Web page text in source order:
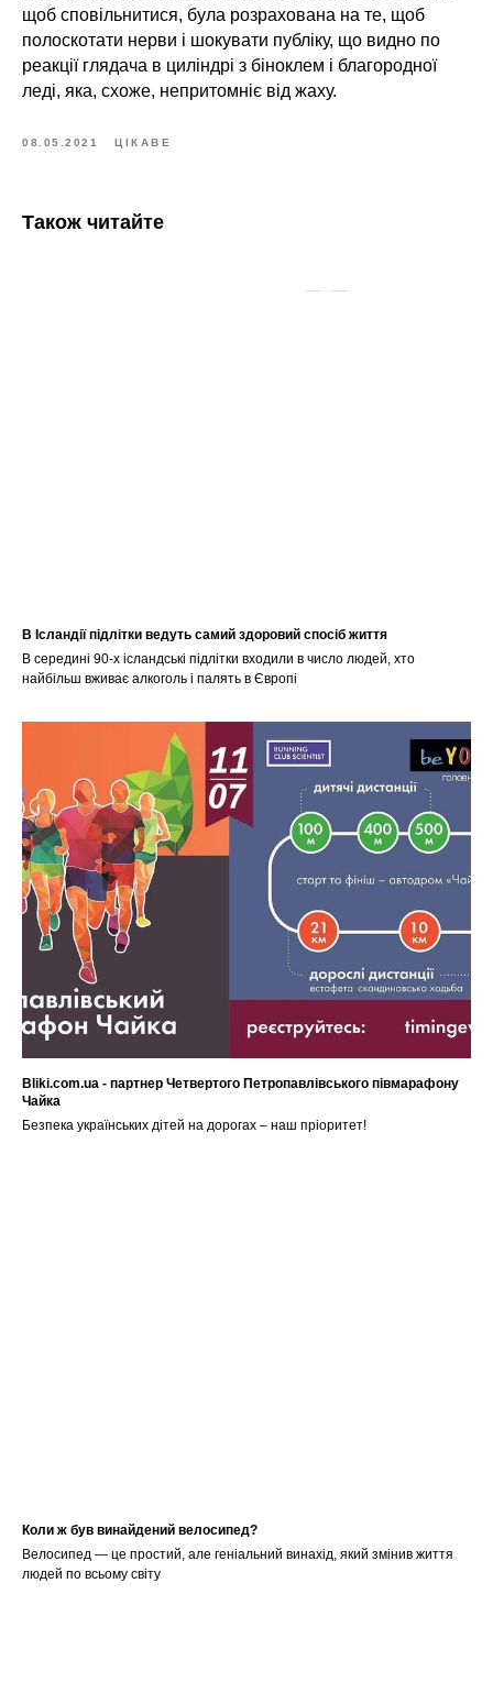
щоб сповільнитися, була розрахована на те, щоб
полоскотати нерви і шокувати публіку, що видно по
реакції глядача в циліндрі з біноклем і благородної
леді, яка, схоже, непритомніє від жаху.
08.05.2021 ЦІКАВЕ
Також читайте
В Ісландії підлітки ведуть самий здоровий спосіб життя
В середині 90-х ісландські підлітки входили в число людей, хто
найбільш вживає алкоголь і палять в Європі
Bliki.com.ua - партнер Четвертого Петропавлівського півмарафону
Чайка
Безпека українських дітей на дорогах – наш пріоритет!
Коли ж був винайдений велосипед?
Велосипед — це простий, але геніальний винахід, який змінив життя
людей по всьому світу